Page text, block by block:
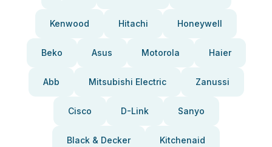
Kenwood Hitachi Honeywell
Beko Asus Motorola Haier
Abb Mitsubishi Electric Zanussi
Cisco D-Link Sanyo
Black & Decker Kitchenaid